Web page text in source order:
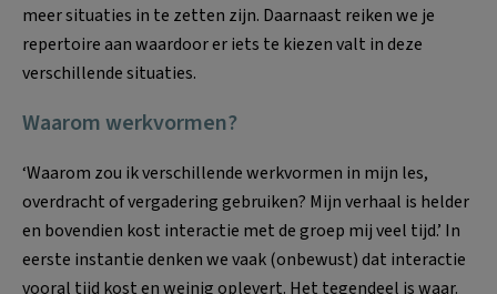
meer situaties in te zetten zijn. Daarnaast reiken we je
repertoire aan waardoor er iets te kiezen valt in deze
verschillende situaties.
Waarom werkvormen?
‘Waarom zou ik verschillende werkvormen in mijn les,
overdracht of vergadering gebruiken? Mijn verhaal is helder
en bovendien kost interactie met de groep mij veel tijd.’ In
eerste instantie denken we vaak (onbewust) dat interactie
vooral tijd kost en weinig oplevert. Het tegendeel is waar.